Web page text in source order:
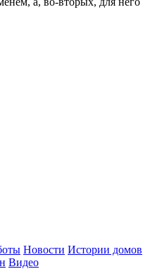
Новости Истории домов
Видео